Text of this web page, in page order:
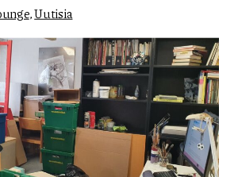
,Uutisia